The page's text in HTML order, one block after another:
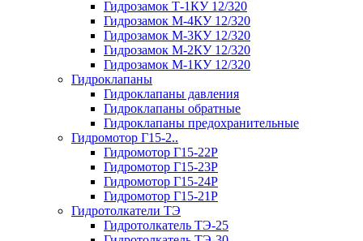
Гидрозамок Т-1КУ 12/320
Гидрозамок М-4КУ 12/320
Гидрозамок М-3КУ 12/320
Гидрозамок М-2КУ 12/320
Гидрозамок М-1КУ 12/320
Гидроклапаны
Гидроклапаны давления
Гидроклапаны обратные
Гидроклапаны предохранительные
Гидромотор Г15-2..
Гидромотор Г15-22Р
Гидромотор Г15-23Р
Гидромотор Г15-24Р
Гидромотор Г15-21Р
Гидротолкатели ТЭ
Гидротолкатель ТЭ-25